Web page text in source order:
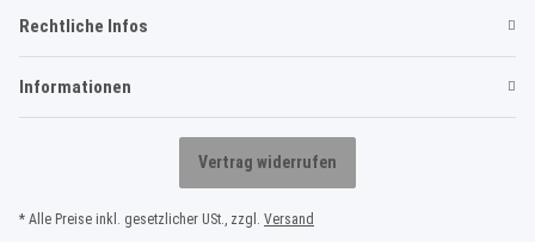
Rechtliche Infos
Informationen
Vertrag widerrufen
* Alle Preise inkl. gesetzlicher USt., zzgl. Versand